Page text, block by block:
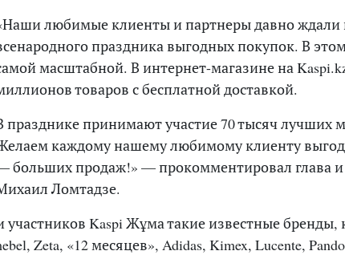
любимые клиенты и партнеры давно ждали
праздника выгодных покупок. В
масштабной. В интернет-магазине на
товаров с бесплатной доставкой.
празднике принимают участие 70 тысяч лучших
каждому нашему любимому клиенту
больших продаж!» — прокомментировал глава и
Ломтадзе.
участников Kaspi Жұма такие известные бренды,
Zeta, «12 месяцев», Adidas, Kimex, Lucente,